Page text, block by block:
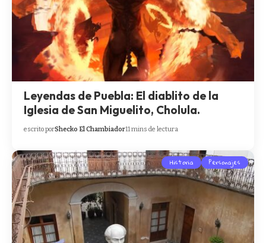
Leyendas de Puebla: El diablito de la
Iglesia de San Miguelito, Cholula.
escrito porShecko El Chambiador11 mins de lectura
Historia Personajes